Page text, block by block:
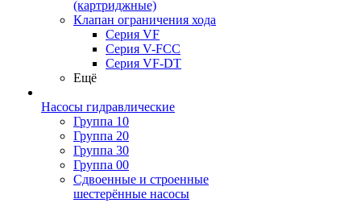
(картриджные)
Клапан ограничения хода
Серия VF
Серия V-FCC
Серия VF-DT
Ещё
Насосы гидравлические
Группа 10
Группа 20
Группа 30
Группа 00
Сдвоенные и строенные
шестерённые насосы